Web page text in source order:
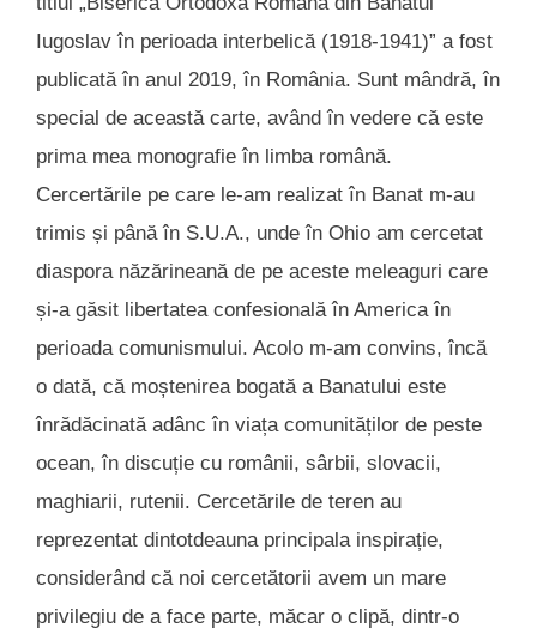
Iugoslav în perioada interbelică (1918-1941)” a fost
publicată în anul 2019, în România. Sunt mândră, în
special de această carte, având în vedere că este
prima mea monografie în limba română.
Cercertările pe care le-am realizat în Banat m-au
trimis și până în S.U.A., unde în Ohio am cercetat
diaspora năzărineană de pe aceste meleaguri care
și-a găsit libertatea confesională în America în
perioada comunismului. Acolo m-am convins, încă
o dată, că moștenirea bogată a Banatului este
înrădăcinată adânc în viața comunităților de peste
ocean, în discuție cu românii, sârbii, slovacii,
maghiarii, rutenii. Cercetările de teren au
reprezentat dintotdeauna principala inspirație,
considerând că noi cercetătorii avem un mare
privilegiu de a face parte, măcar o clipă, dintr-o